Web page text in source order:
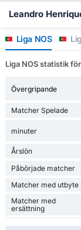
Leandro
Liga NOS
Liga NOS statistik
Övergripande
Matcher Spelade
minuter
Årslön
Påbörjade matcher
Matcher med utbyte
Matcher med
ersättning